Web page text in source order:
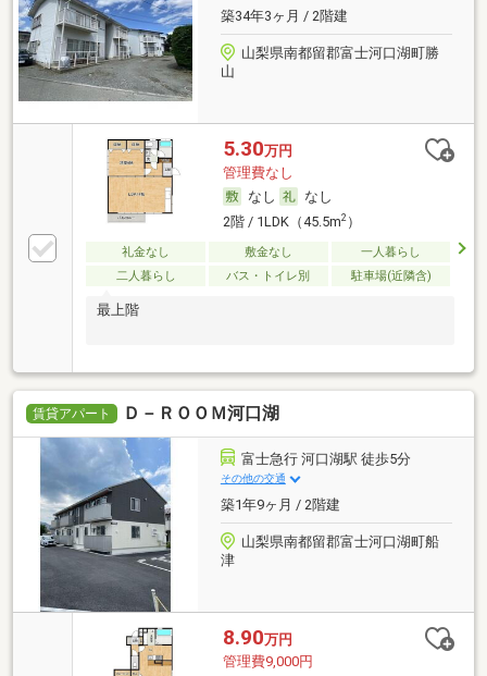
築34年3ヶ月 / 2階建
山梨県南都留郡富士河口湖町勝
山
5.30万円
管理費なし
なし
なし
2階 / 1LDK（45.5m2）
礼金なし 敷金なし
一人暮らし
二人暮らし
バス・トイレ別 駐車場(近隣含)
最上階
賃貸アパート Ｄ－ＲＯＯＭ河口湖
富士急行 河口湖駅 徒歩5分
その他の交通
築1年9ヶ月 / 2階建
山梨県南都留郡富士河口湖町船
津
8.90万円
管理費9,000円